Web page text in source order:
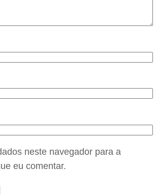
neste navegador para a
eu comentar.